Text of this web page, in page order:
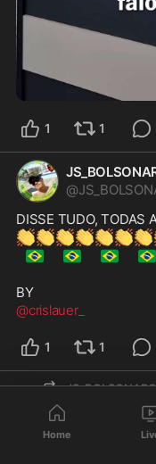
1 1
@
DISSE TUDO, TODAS
👏👏👏👏👏👏👏
🇧🇷
🇧🇷 🇧🇷 🇧🇷
BY
@crislauer_
1 1
JS_BOLSONARO
@
Home